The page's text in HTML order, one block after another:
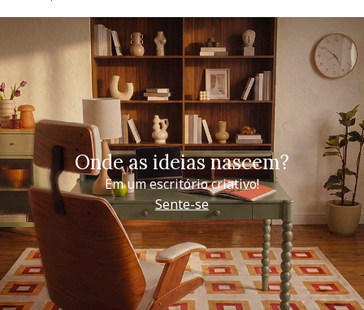
Onde as ideias nascem?
Em um escritório criativo!
Sente-se